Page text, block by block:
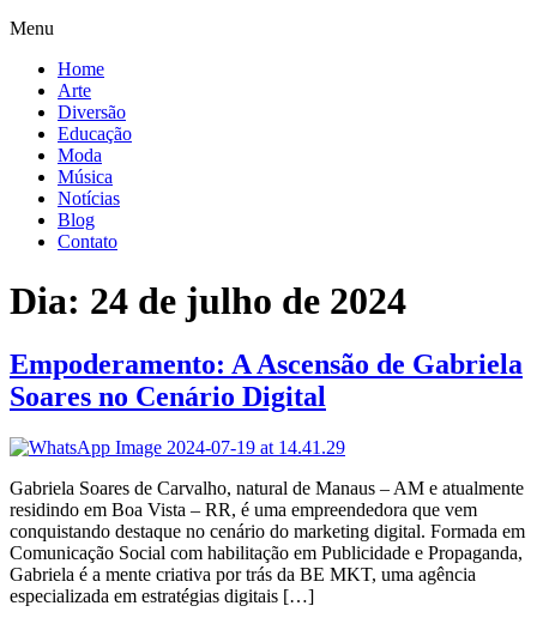
Menu
Home
Arte
Diversão
Educação
Moda
Música
Notícias
Blog
Contato
Dia: 24 de julho de 2024
Empoderamento: A Ascensão de Gabriela
Soares no Cenário Digital
Gabriela Soares de Carvalho, natural de Manaus – AM e atualmente
residindo em Boa Vista – RR, é uma empreendedora que vem
conquistando destaque no cenário do marketing digital. Formada em
Comunicação Social com habilitação em Publicidade e Propaganda,
Gabriela é a mente criativa por trás da BE MKT, uma agência
especializada em estratégias digitais […]